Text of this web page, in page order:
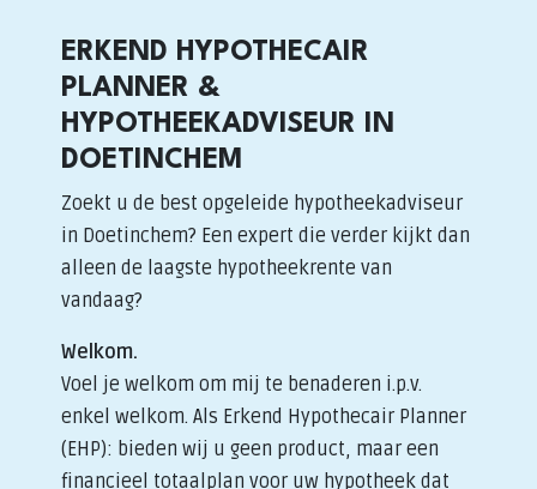
ERKEND HYPOTHECAIR
PLANNER &
HYPOTHEEKADVISEUR IN
DOETINCHEM
Zoekt u de best opgeleide hypotheekadviseur
in Doetinchem? Een expert die verder kijkt dan
alleen de laagste hypotheekrente van
vandaag?
Welkom.
Voel je welkom om mij te benaderen i.p.v.
enkel welkom. Als Erkend Hypothecair Planner
(EHP): bieden wij u geen product, maar een
financieel totaalplan voor uw hypotheek dat